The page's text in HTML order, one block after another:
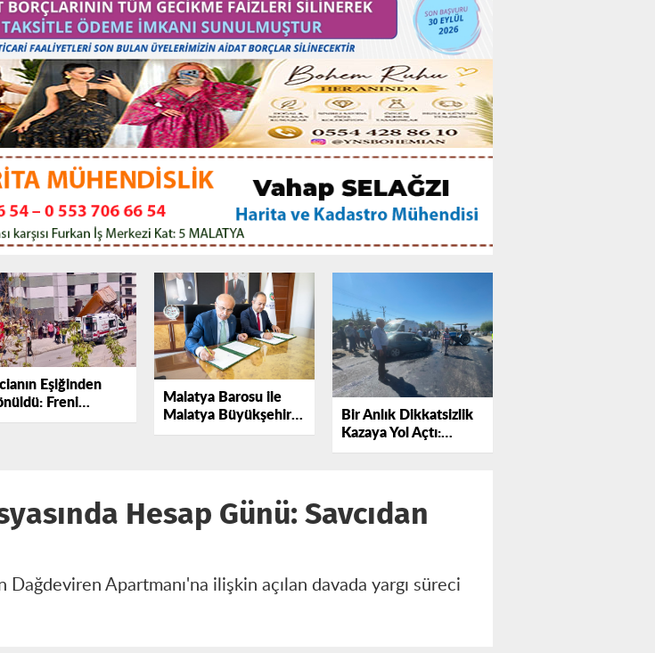
Eşiğinden
Freni
Kamyon
Malatya Barosu ile
Malatya Büyükşehir
Belediyesi Arasında
Bir Anlık Dikkatsizlik
Kazaya Yol Açtı:
Otomobil Traktöre
Hesap Günü: Savcıdan
Apartmanı'na ilişkin açılan davada yargı süreci